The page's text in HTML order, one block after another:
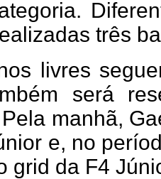
três
livres
será
manhã,
e, no
grid da F4